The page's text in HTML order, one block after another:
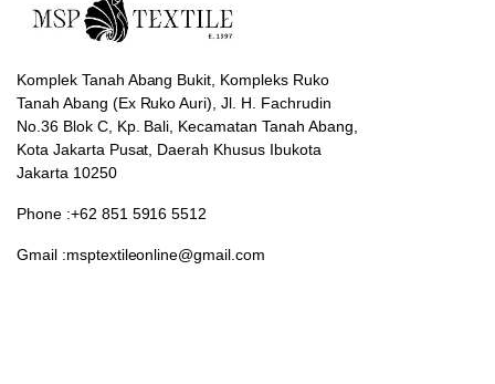
Komplek Tanah Abang Bukit, Kompleks Ruko
Tanah Abang (Ex Ruko Auri), Jl. H. Fachrudin
No.36 Blok C, Kp. Bali, Kecamatan Tanah Abang,
Kota Jakarta Pusat, Daerah Khusus Ibukota
Jakarta 10250
Phone :+62 851 5916 5512
Gmail :msptextileonline@gmail.com